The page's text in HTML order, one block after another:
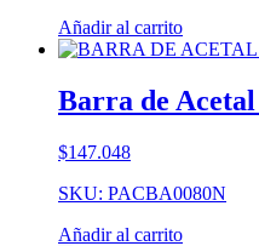
Añadir al carrito
Barra de
$147.048
SKU: PACBA0080N
Añadir al carrito